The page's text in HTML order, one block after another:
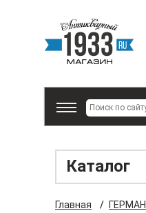
Каталог
Главная /